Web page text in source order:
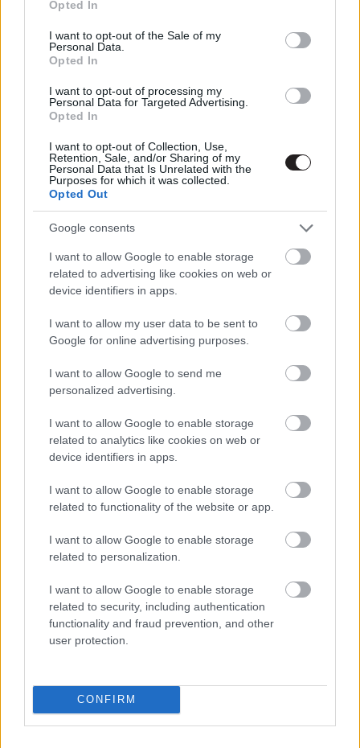
use your data for below specified purposes in below Google
consent section.
Opted In
I want to opt-out of the Sale of my
Personal Data.
Opted In
I want to opt-out of processing my
Personal Data for Targeted Advertising.
Opted In
I want to opt-out of Collection, Use,
Retention, Sale, and/or Sharing of my
Personal Data that Is Unrelated with the
Purposes for which it was collected.
Opted Out
Google consents
I want to allow Google to enable storage
related to advertising like cookies on web or
device identifiers in apps.
I want to allow my user data to be sent to
Google for online advertising purposes.
I want to allow Google to send me
personalized advertising.
I want to allow Google to enable storage
related to analytics like cookies on web or
device identifiers in apps.
I want to allow Google to enable storage
related to functionality of the website or app.
I want to allow Google to enable storage
related to personalization.
I want to allow Google to enable storage
related to security, including authentication
functionality and fraud prevention, and other
user protection.
CONFIRM
Hír| 2018.09.13 12:10
kiderült az is, hogy miért
Hír| 2018.08.24 10:15
Készítsd el a saját Family Guy
avatarodat!
Így készült a Family Guy
élőszereplős, magyar főcímdala
Hír| 2018.01.11 17:30
Ilyen élő szereplőkkel, magyarul a
Family Guy főcímdala
| 2018.01.10 18:05
Valószínűleg eddig kell várnunk a
Rick és Morty 4. évadára
A Rick és Morty
Hír| 2017.11.29 19:45
Rick és Morty - megvannak a
szinkronhangok
Ma este új részekkel tér vissza
Melissa McCarthy sorozata